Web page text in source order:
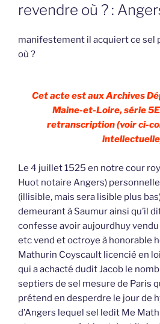
revendre où ? :
manifestement il acquiert ce sel
où ?
Cet acte est aux Archives
Maine-et-Loire, série
retranscription (voir ci-
Le 4 juillet 1525 en notre cour
Huot notaire Angers)
(illisible, mais sera lisible plus
demeurant à Saumur ainsi qu’il
confesse avoir aujourdhuy
etc vend et octroye à honorable
Mathurin Coyscault licencié en
qui a achacté dudit Jacob le
septiers de sel mesure de Paris
prétend en desperdre le jour de
d’Angers lequel sel ledit Me